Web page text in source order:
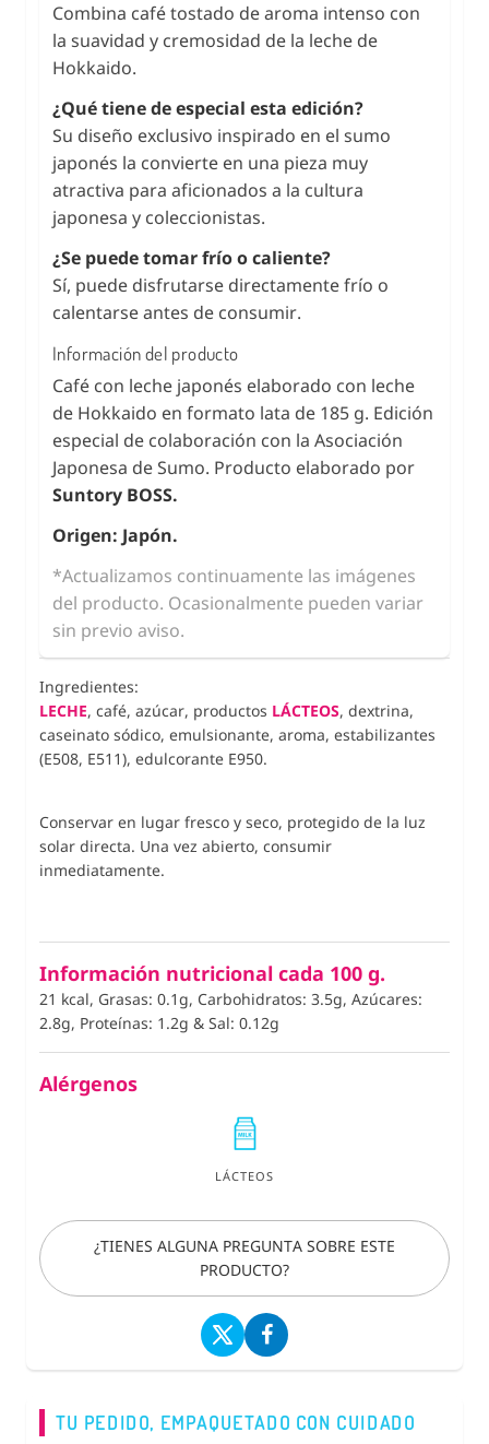
Combina café tostado de aroma intenso con
la suavidad y cremosidad de la leche de
Hokkaido.
¿Qué tiene de especial esta edición?
Su diseño exclusivo inspirado en el sumo
japonés la convierte en una pieza muy
atractiva para aficionados a la cultura
japonesa y coleccionistas.
¿Se puede tomar frío o caliente?
Sí, puede disfrutarse directamente frío o
calentarse antes de consumir.
Información del producto
Café con leche japonés elaborado con leche
de Hokkaido en formato lata de 185 g. Edición
especial de colaboración con la Asociación
Japonesa de Sumo. Producto elaborado por
Suntory BOSS.
Origen: Japón.
*Actualizamos continuamente las imágenes
del producto. Ocasionalmente pueden variar
sin previo aviso.
Ingredientes:
LECHE, café, azúcar, productos LÁCTEOS, dextrina,
caseinato sódico, emulsionante, aroma, estabilizantes
(E508, E511), edulcorante E950.
Conservar en lugar fresco y seco, protegido de la luz
solar directa. Una vez abierto, consumir
inmediatamente.
Información nutricional cada 100 g.
21 kcal, Grasas: 0.1g, Carbohidratos: 3.5g, Azúcares:
2.8g, Proteínas: 1.2g & Sal: 0.12g
Alérgenos
LÁCTEOS
¿TIENES ALGUNA PREGUNTA SOBRE ESTE
PRODUCTO?
TU PEDIDO, EMPAQUETADO CON CUIDADO